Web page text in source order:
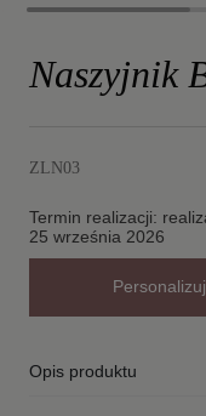
Naszyjnik
ZLN03
Termin realizacji:
25 września 2026
Opis produktu